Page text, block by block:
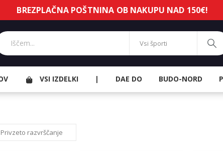
BREZPLAČNA POŠTNINA OB NAKUPU NAD 150€!
VSI IZDELKI | DAE DO BUDO-NORD